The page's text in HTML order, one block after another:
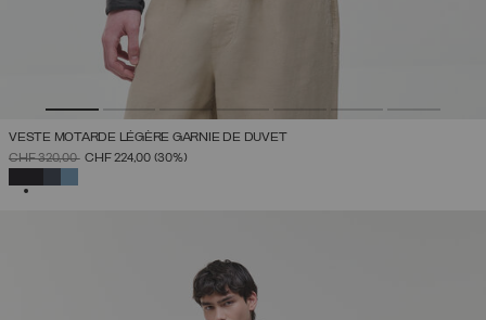
VESTE MOTARDE LÉGÈRE GARNIE DE DUVET
PRIX RÉDUIT DE
CHF 320,00ÀCHF 224,00 (30%)